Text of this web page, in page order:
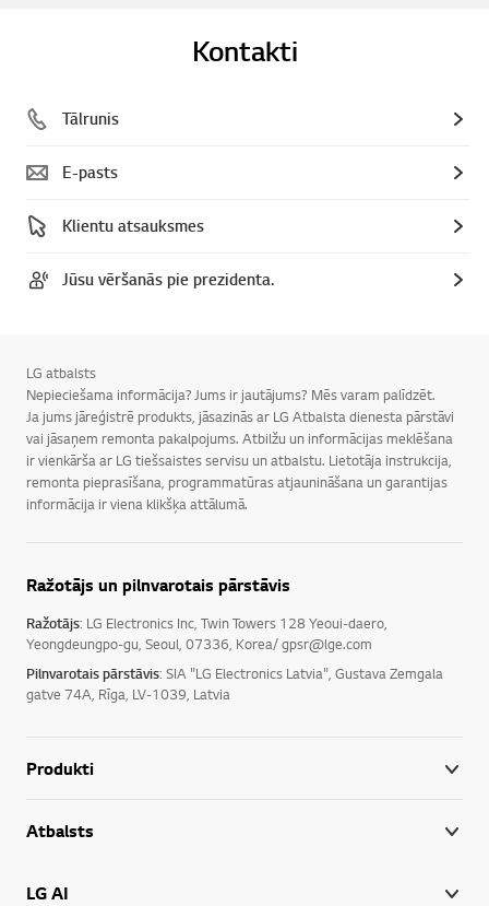
Kontakti
Tālrunis
E-pasts
Klientu atsauksmes
Jūsu vēršanās pie prezidenta.
LG atbalsts
Nepieciešama informācija? Jums ir jautājums? Mēs varam palīdzēt.
Ja jums jāreģistrē produkts, jāsazinās ar LG Atbalsta dienesta pārstāvi
vai jāsaņem remonta pakalpojums. Atbilžu un informācijas meklēšana
ir vienkārša ar LG tiešsaistes servisu un atbalstu. Lietotāja instrukcija,
remonta pieprasīšana, programmatūras atjaunināšana un garantijas
informācija ir viena klikšķa attālumā.
Ražotājs un pilnvarotais pārstāvis
Ražotājs: LG Electronics Inc, Twin Towers 128 Yeoui-daero,
Yeongdeungpo-gu, Seoul, 07336, Korea/ gpsr@lge.com
Pilnvarotais pārstāvis: SIA "LG Electronics Latvia", Gustava Zemgala
gatve 74A, Rīga, LV-1039, Latvia
Produkti
Atbalsts
LG AI